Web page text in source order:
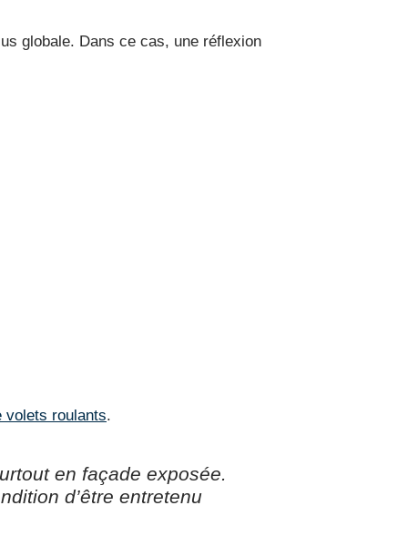
globale. Dans ce cas, une réflexion
volets roulants.
en façade exposée.
d’être entretenu